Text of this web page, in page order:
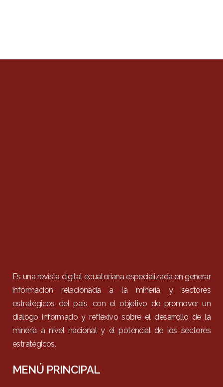
Es una revista digital ecuatoriana especializada en generar
información relacionada a la minería y sectores
estratégicos del país, con el objetivo de promover un
diálogo informado y reflexivo sobre el desarrollo de la
minería a nivel nacional y el potencial de los sectores
estratégicos.
MENÚ PRINCIPAL